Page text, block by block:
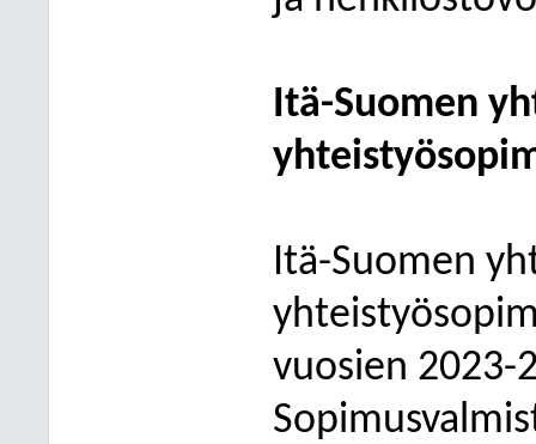
Itä-Suomen
Itä-Suomen
vuosien 2023-